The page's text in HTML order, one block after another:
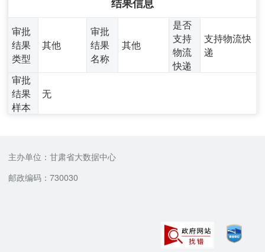
审批
结果
类型
其他
审批
结果
名称
其他
是否
支持
物流
快递
支持物流快
递
审批
结果
样本
无
主办单位：甘肃省大数据中心
邮政编码：730030